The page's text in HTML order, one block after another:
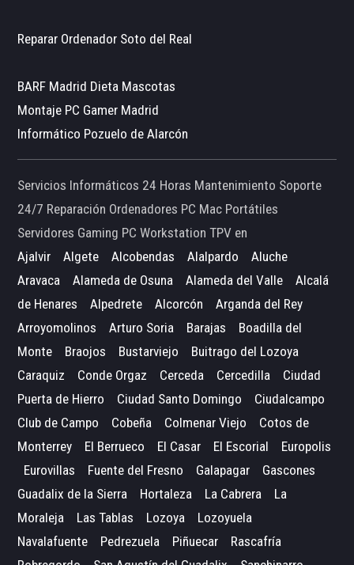
Reparar Ordenador Soto del Real
BARF Madrid Dieta Mascotas
Montaje PC Gamer Madrid
Informático Pozuelo de Alarcón
Servicios Informáticos 24 Horas Mantenimiento Soporte
24/7 Reparación Ordenadores PC Mac Portátiles
Servidores Gaming PC Workstation TPV en
Ajalvir
Algete Alcobendas Alalpardo
Aluche
Aravaca
Alameda de Osuna Alameda del Valle
Alcalá
de Henares
Alpedrete Alcorcón
Arganda del Rey
Arroyomolinos
Arturo Soria Barajas
Boadilla del
Monte
Braojos Bustarviejo
Buitrago del Lozoya
Caraquiz
Conde Orgaz Cerceda Cercedilla
Ciudad
Puerta de Hierro
Ciudad Santo Domingo
Ciudalcampo
Club de Campo
Cobeña Colmenar Viejo
Cotos de
Monterrey
El Berrueco El Casar El Escorial
Europolis
Eurovillas
Fuente del Fresno Galapagar
Gascones
Guadalix de la Sierra
Hortaleza La Cabrera
La
Moraleja
Las Tablas Lozoya
Lozoyuela
Navalafuente
Pedrezuela Piñuecar
Rascafría